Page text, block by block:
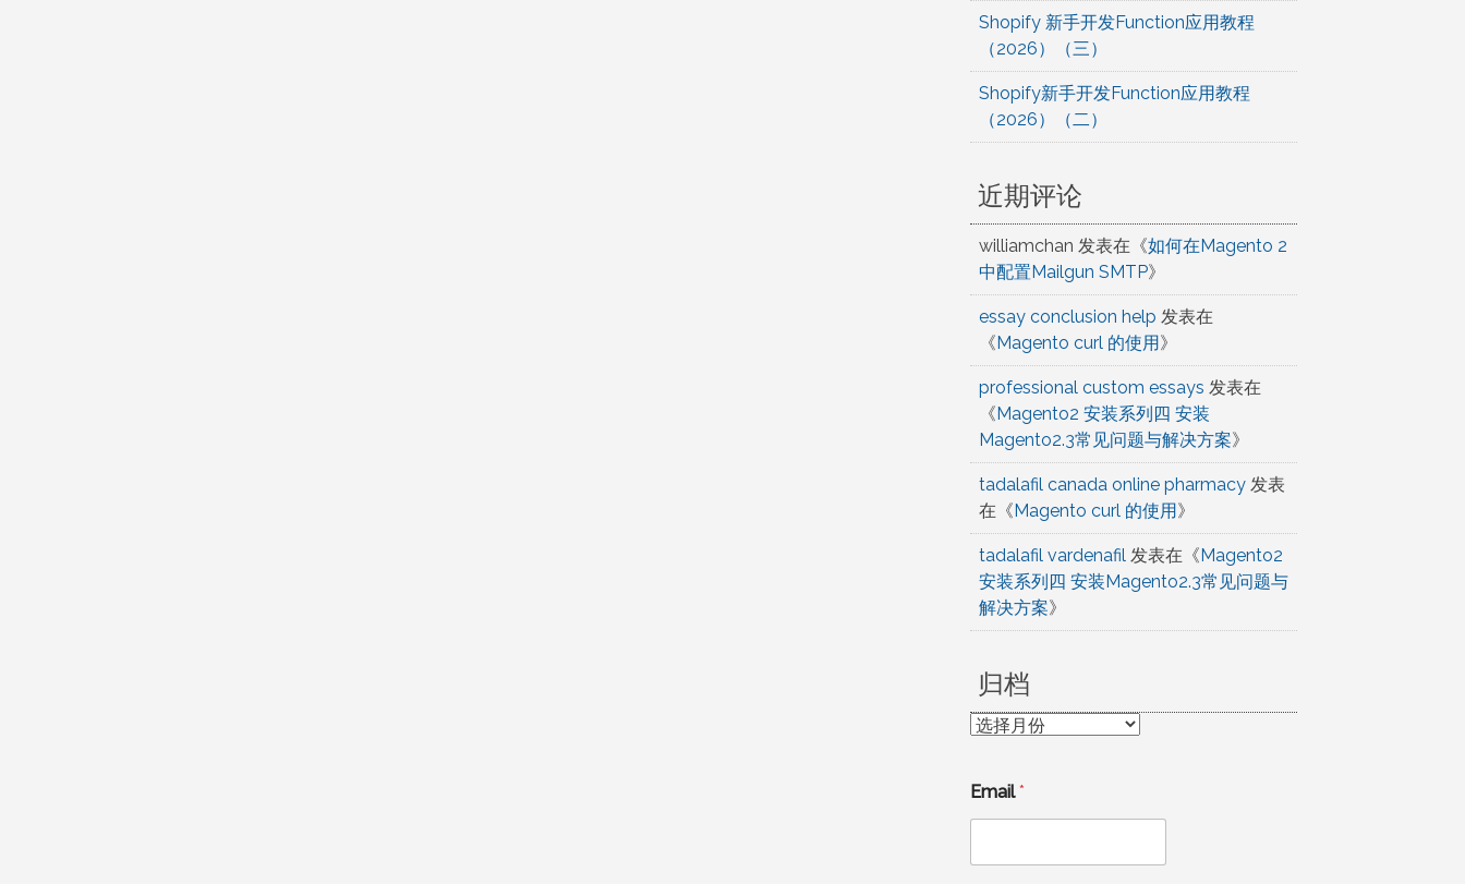
Shopify 新手开发Function应用教程
（2026）（三）
Shopify新手开发Function应用教程
（2026）（二）
近期评论
williamchan 发表在《如何在Magento 2
中配置Mailgun SMTP》
essay conclusion help 发表在
《Magento curl 的使用》
professional custom essays 发表在
《Magento2 安装系列四 安装
Magento2.3常见问题与解决方案》
tadalafil canada online pharmacy发表
在《Magento curl 的使用》
tadalafil vardenafil发表在《Magento2
安装系列四 安装Magento2.3常见问题与
解决方案》
归档
归
Email*